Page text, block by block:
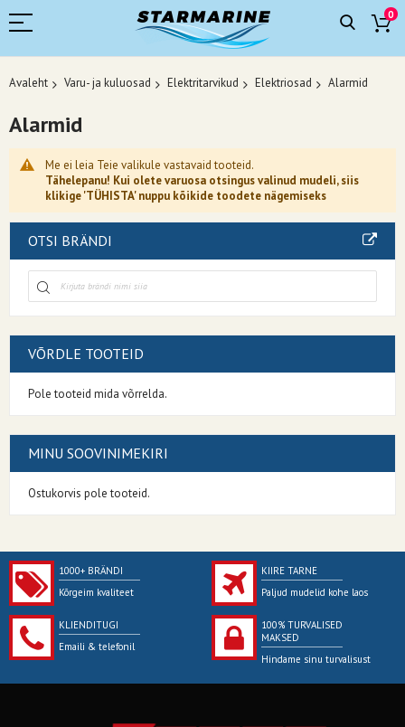
0
Avaleht Varu- ja kuluosad Elektritarvikud Elektriosad Alarmid
Alarmid
Me ei leia Teie valikule vastavaid tooteid.
Tähelepanu! Kui olete varuosa otsingus valinud mudeli, siis
klikige 'TÜHISTA' nuppu kõikide toodete nägemiseks
OTSI BRÄNDI
VÕRDLE TOOTEID
Pole tooteid mida võrrelda.
MINU SOOVINIMEKIRI
Ostukorvis pole tooteid.
1000+ BRÄNDI
Kõrgeim kvaliteet
KIIRE TARNE
Paljud mudelid kohe laos
KLIENDITUGI
Emaili & telefonil
100% TURVALISED
MAKSED
Hindame sinu turvalisust